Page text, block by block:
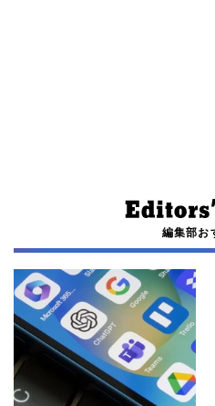
編集部お